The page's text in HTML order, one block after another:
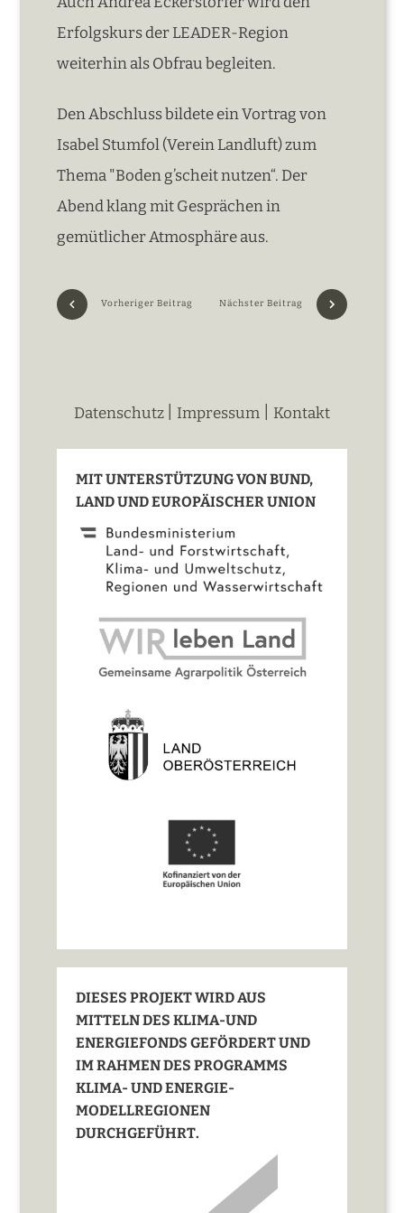
Erfolgskurs der LEADER-Region
weiterhin als Obfrau begleiten.
Den Abschluss bildete ein Vortrag von
Isabel Stumfol (Verein Landluft) zum
Thema "Boden g’scheit nutzen“. Der
Abend klang mit Gesprächen in
gemütlicher Atmosphäre aus.
Vorheriger Beitrag Nächster Beitrag
Datenschutz Impressum Kontakt
MIT UNTERSTÜTZUNG VON BUND,
LAND UND EUROPÄISCHER UNION
DIESES PROJEKT WIRD AUS
MITTELN DES KLIMA-UND
ENERGIEFONDS GEFÖRDERT UND
IM RAHMEN DES PROGRAMMS
KLIMA- UND ENERGIE-
MODELLREGIONEN
DURCHGEFÜHRT.